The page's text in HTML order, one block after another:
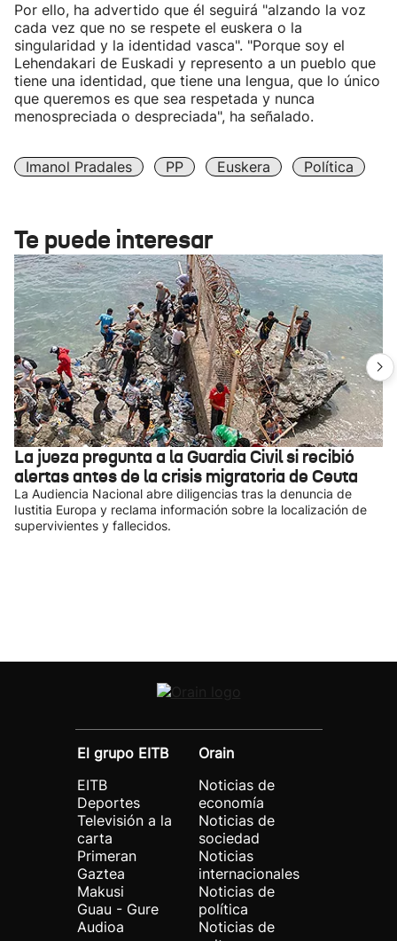
Por ello, ha advertido que él seguirá "alzando la voz
cada vez que no se respete el euskera o la
singularidad y la identidad vasca". "Porque soy el
Lehendakari de Euskadi y represento a un pueblo que
tiene una identidad, que tiene una lengua, que lo único
que queremos es que sea respetada y nunca
menospreciada o despreciada", ha señalado.
Imanol Pradales PP Euskera Política
Te puede interesar
La jueza pregunta a la Guardia Civil si recibió
alertas antes de la crisis migratoria de Ceuta
La Audiencia Nacional abre diligencias tras la denuncia de
Iustitia Europa y reclama información sobre la localización de
supervivientes y fallecidos.
El grupo EITB
EITB
Deportes
Televisión a la
carta
Primeran
Gaztea
Makusi
Guau - Gure
Audioa
Orain
Noticias de
economía
Noticias de
sociedad
Noticias
internacionales
Noticias de
política
Noticias de